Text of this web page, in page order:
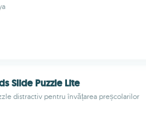
Slide Puzzle Lite
distractiv pentru învățarea preșcolarilor